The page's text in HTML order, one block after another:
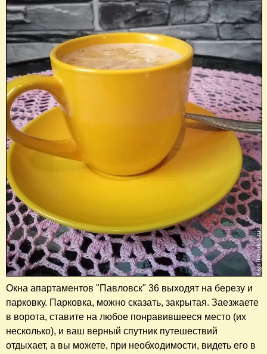
Окна апартаментов "Павловск" 36 выходят на березу и
парковку. Парковка, можно сказать, закрытая. Заезжаете
в ворота, ставите на любое понравившееся место (их
несколько), и ваш верный спутник путешествий
отдыхает, а вы можете, при необходимости, видеть его в